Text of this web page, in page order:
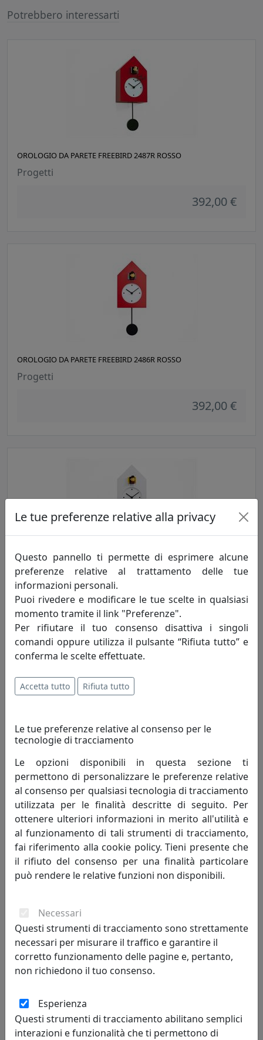
Potrebbero interessarti
OROLOGIO DA PARETE FREEBIRD 2487R ROSSO
Progetti
392,00 €
OROLOGIO DA PARETE FREEBIRD 2486R ROSSO
Progetti
392,00 €
OROLOGIO DA PARETE FREEBIRD 2486B BIANCO
Progetti
392,00 €
OROLOGIO DA PARETE FREEBIRD 2486N NERO
Progetti
392,00 €
OROLOGIO DA PARETE FREEBIRD 2488BL BLU
392,00 €
Le tue preferenze relative alla privacy
Questo pannello ti permette di esprimere alcune
preferenze relative al trattamento delle tue
informazioni personali.
Puoi rivedere e modificare le tue scelte in qualsiasi
momento tramite il link "Preferenze".
Per rifiutare il tuo consenso disattiva i singoli
comandi oppure utilizza il pulsante “Rifiuta tutto” e
conferma le scelte effettuate.
Accetta tutto Rifiuta tutto
Le tue preferenze relative al consenso per le
tecnologie di tracciamento
Le opzioni disponibili in questa sezione ti
permettono di personalizzare le preferenze relative
al consenso per qualsiasi tecnologia di tracciamento
utilizzata per le finalità descritte di seguito. Per
ottenere ulteriori informazioni in merito all'utilità e
al funzionamento di tali strumenti di tracciamento,
fai riferimento alla cookie policy. Tieni presente che
il rifiuto del consenso per una finalità particolare
può rendere le relative funzioni non disponibili.
Necessari
Questi strumenti di tracciamento sono strettamente
necessari per misurare il traffico e garantire il
corretto funzionamento delle pagine e, pertanto,
non richiedono il tuo consenso.
Esperienza
Questi strumenti di tracciamento abilitano semplici
interazioni e funzionalità che ti permettono di